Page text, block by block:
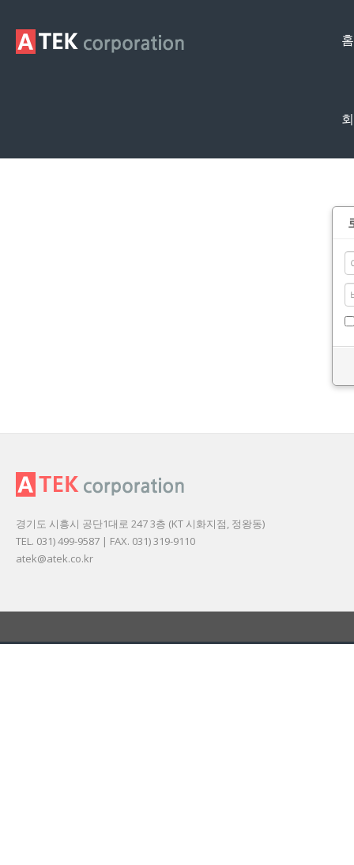
홈
경기도 시흥시 공단1대로 247 3층 (KT 시화지점, 정왕동)
TEL. 031) 499-9587 | FAX. 031) 319-9110
atek@atek.co.kr